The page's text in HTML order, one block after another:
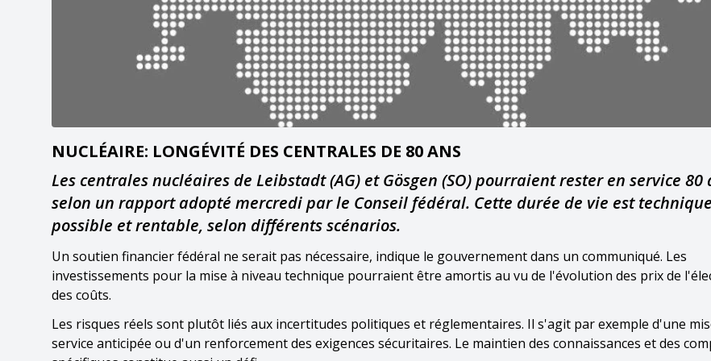
NUCLÉAIRE: LONGÉVITÉ DES CENTRALES DE 80 ANS
Les centrales nucléaires de Leibstadt (AG) et Gösgen (SO) pourraient rester en service 80
selon un rapport adopté mercredi par le Conseil fédéral. Cette durée de vie est
possible et rentable, selon différents scénarios.
Un soutien financier fédéral ne serait pas nécessaire, indique le gouvernement dans un communiqué. Les
investissements pour la mise à niveau technique pourraient être amortis au vu de l'évolution des prix de
des coûts.
Les risques réels sont plutôt liés aux incertitudes politiques et réglementaires. Il s'agit par exemple d'une
service anticipée ou d'un renforcement des exigences sécuritaires. Le maintien des connaissances et des